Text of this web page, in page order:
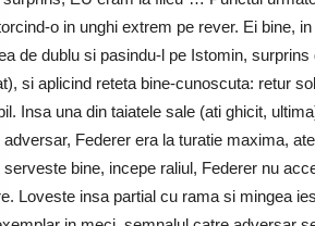
o in unghi extrem pe rever. Ei bine,
de dublu si pasindu-l pe Istomin,
si aplicind reteta bine-cunoscuta: retur
Insa una din taiatele sale (ati ghicit,
Federer era la turatie maxima,
bine, incepe raliul, Federer nu
Loveste insa partial cu rama si mingea